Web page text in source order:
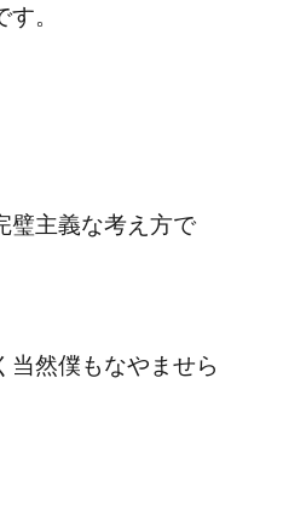
。
璧主義な考え方で
当然僕もなやませら